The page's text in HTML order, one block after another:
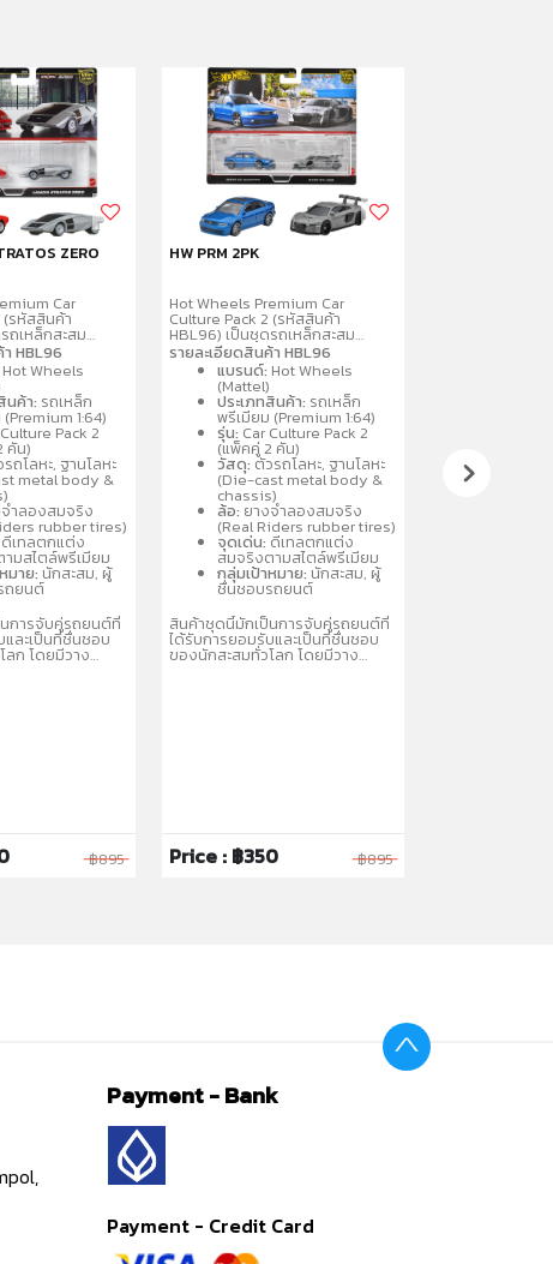
ZERO
Car
(รหัสสินค้า
ถเหล็กสะสม
จำนวน 2 คันต่อ
รายละเอียด
ยางจริง ตัวรถ
โลหะ
ละแบบรถสปอร์ต
ที่นิยม เช่น
Nissan เหมาะ
ายุ 3 ปีขึ้นไป
HBL96
Hot Wheels
นค้า: รถเหล็ก
1:64)
Pack 2
คัน)
ถโลหะ, ฐานโลหะ
metal body &
ำลองสมจริง
rubber tires)
ดีเทลตกแต่ง
มสไตล์พรีเมียม
มาย: นักสะสม, ผู้
ถยนต์
การจับคู่รถยนต์ที่
ละเป็นที่ชื่นชอบ
ลก โดยมีวาง
฿895
HW PRM 2PK
Hot Wheels Premium Car
Culture Pack 2 (รหัสสินค้า
HBL96) เป็นชุดรถเหล็กสะสม
พรีเมียมขนาด 1:64 จำนวน 2 คันต่อ
แพ็ค โดดเด่นด้วยรายละเอียด
สมจริง ล้อจำลองยางจริง ตัวรถ
และฐานผลิตจากโลหะ
(Metal/Metal) คละแบบรถสปอร์ต
และรถแข่งที่เป็นที่นิยม เช่น
Porsche, Audi, Nissan เหมาะ
สำหรับนักสะสมอายุ 3 ปีขึ้นไป
รายละเอียดสินค้า HBL96
แบรนด์: Hot Wheels
(Mattel)
ประเภทสินค้า: รถเหล็ก
พรีเมียม (Premium 1:64)
รุ่น: Car Culture Pack 2
(แพ็คคู่ 2 คัน)
วัสดุ: ตัวรถโลหะ, ฐานโลหะ
(Die-cast metal body &
chassis)
ล้อ: ยางจำลองสมจริง
(Real Riders rubber tires)
จุดเด่น: ดีเทลตกแต่ง
สมจริงตามสไตล์พรีเมียม
กลุ่มเป้าหมาย: นักสะสม, ผู้
ชื่นชอบรถยนต์
สินค้าชุดนี้มักเป็นการจับคู่รถยนต์ที่
ได้รับการยอมรับและเป็นที่ชื่นชอบ
ของนักสะสมทั่วโลก โดยมีวาง
Price : ฿350 ฿895
สินค้า: Hot
Culture
Payment - Bank
Payment - Credit Card